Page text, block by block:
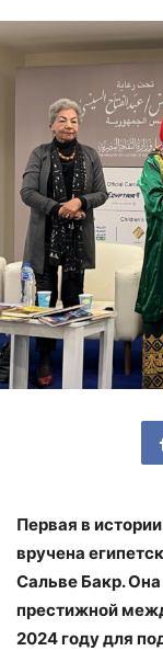
Первая в
вручена
Сальве Бакр.
престижной
2024 году для